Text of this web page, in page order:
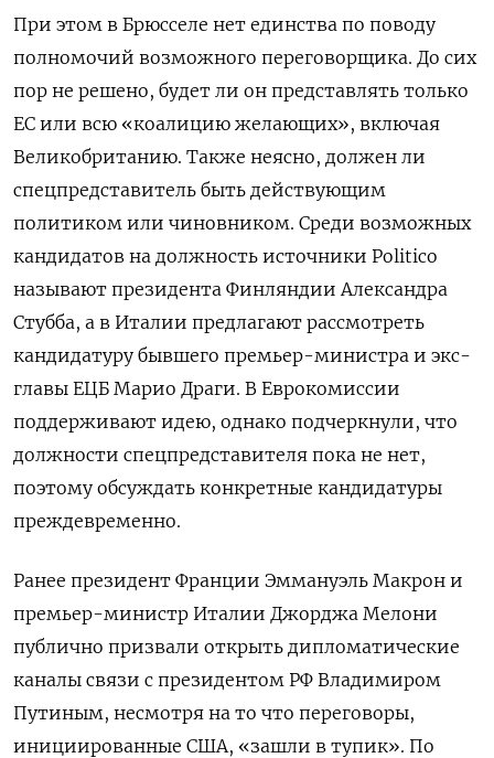
При этом в Брюсселе нет единства по поводу
полномочий возможного переговорщика. До сих
пор не решено, будет ли он представлять только
ЕС или всю «коалицию желающих», включая
Великобританию. Также неясно, должен ли
спецпредставитель быть действующим
политиком или чиновником. Среди возможных
кандидатов на должность источники Politico
называют президента Финляндии Александра
Стубба, а в Италии предлагают рассмотреть
кандидатуру бывшего премьер-министра и экс-
главы ЕЦБ Марио Драги. В Еврокомиссии
поддерживают идею, однако подчеркнули, что
должности спецпредставителя пока не нет,
поэтому обсуждать конкретные кандидатуры
преждевременно.
Ранее президент Франции Эммануэль Макрон и
премьер-министр Италии Джорджа Мелони
публично призвали открыть дипломатические
каналы связи с президентом РФ Владимиром
Путиным, несмотря на то что переговоры,
инициированные США, «зашли в тупик». По